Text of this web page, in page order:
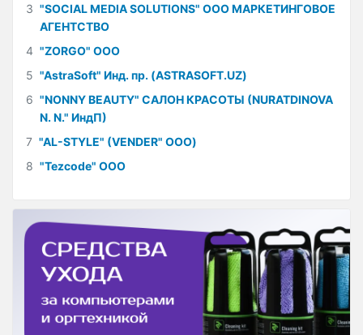
3 "SOCIAL MEDIA SOLUTIONS" ООО МАРКЕТИНГОВОЕ
АГЕНТСТВО
4 "ZORGO" ООО
5 "AstraSoft" Инд. пр. (ASTRASOFT.UZ)
6 "NONNY BEAUTY" САЛОН КРАСОТЫ (NURATDINOVA
N. N." ИндП)
7 "AL-STYLE" (VENDER" ООО)
8 "Tezcode" ООО